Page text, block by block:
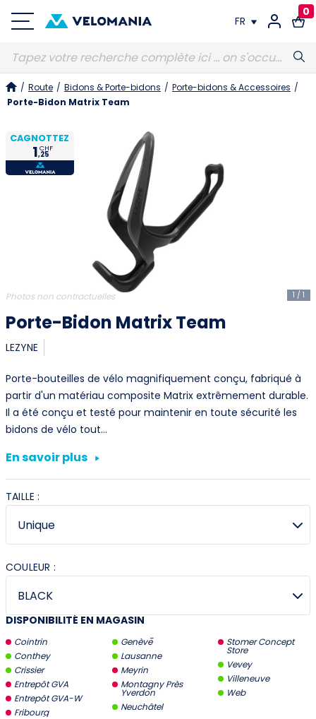
FR
FR
DE
0
/ Route / Bidons & Porte-bidons / Porte-bidons & Accessoires /
Porte-Bidon Matrix Team
CAGNOTTEZ
1,25
CHF
1 / 1
Photos non contractuelles
Porte-Bidon Matrix Team
LEZYNE
Porte-bouteilles de vélo magnifiquement conçu, fabriqué à
partir d'un matériau composite Matrix extrêmement durable.
Il a été conçu et testé pour maintenir en toute sécurité les
bidons de vélo tout…
En savoir plus
TAILLE :
COULEUR :
DISPONIBILITÉ EN MAGASIN
Cointrin
Conthey
Crissier
Entrepôt GVA
Entrepôt GVA-W
Fribourg
Genève
Lausanne
Meyrin
Montagny Près
Yverdon
Neuchâtel
Stomer Concept
Store
Vevey
Villeneuve
Web